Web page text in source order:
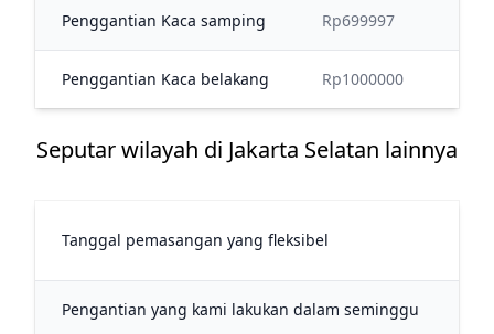
Penggantian Kaca samping Rp699997
Penggantian Kaca belakang Rp1000000
Seputar wilayah di Jakarta Selatan lainnya
Tanggal pemasangan yang fleksibel
Pengantian yang kami lakukan dalam seminggu